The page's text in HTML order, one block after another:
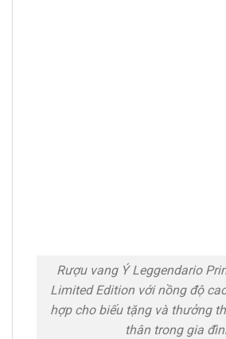
Rượu vang Ý Leggendario
Limited Edition với nồng độ
hợp cho biếu tặng và thưởng
thân trong gia